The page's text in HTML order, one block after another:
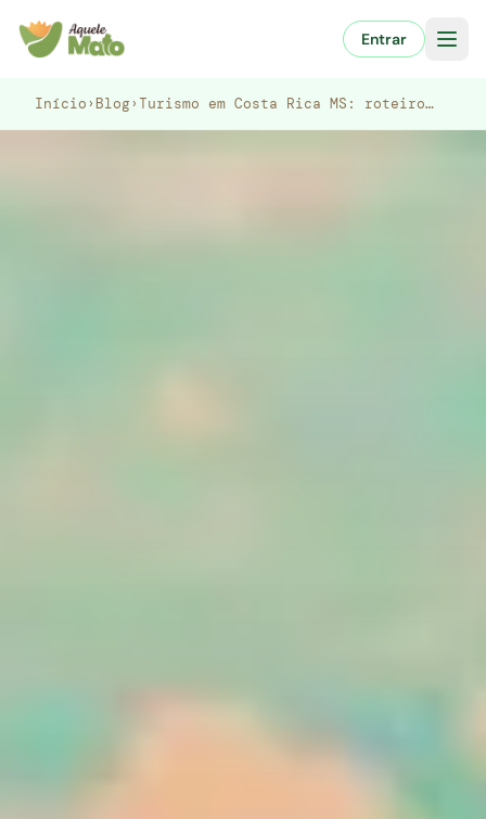
para
Entrar
Início› Blog› Turismo em Costa Rica MS: roteiro…